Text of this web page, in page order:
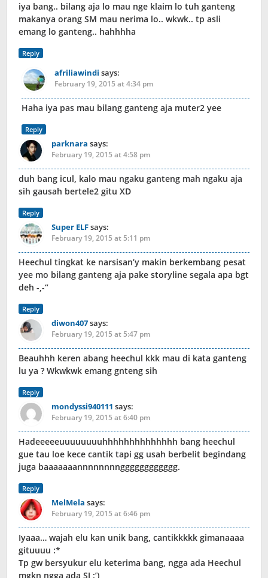
iya bang.. bilang aja lo mau nge klaim lo tuh ganteng
makanya orang SM mau nerima lo.. wkwk.. tp asli
emang lo ganteng.. hahhhha
Reply
afriliawindi says:
February 19, 2015 at 4:34 pm
Haha iya pas mau bilang ganteng aja muter2 yee
Reply
parknara says:
February 19, 2015 at 4:58 pm
duh bang icul, kalo mau ngaku ganteng mah ngaku aja
sih gausah bertele2 gitu XD
Reply
Super ELFsays:
February 19, 2015 at 5:11 pm
Heechul tingkat ke narsisan’y makin berkembang pesat
yee mo bilang ganteng aja pake storyline segala apa bgt
deh -,-“
Reply
diwon407says:
February 19, 2015 at 5:47 pm
Beauhhh keren abang heechul kkk mau di kata ganteng
lu ya ? Wkwkwk emang gnteng sih
Reply
mondyssi940111 says:
February 19, 2015 at 6:40 pm
Hadeeeeeuuuuuuuuhhhhhhhhhhhhhh bang heechul
gue tau loe kece cantik tapi gg usah berbelit begindang
juga baaaaaaannnnnnnngggggggggggg.
Reply
MelMela says:
February 19, 2015 at 6:46 pm
Iyaaa… wajah elu kan unik bang, cantikkkkk gimanaaaa
gituuuu :*
Tp gw bersyukur elu keterima bang, ngga ada Heechul
mgkn ngga ada SJ :’)